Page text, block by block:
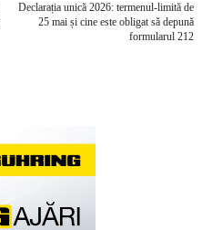
Declarația unică 2026: termenul-limită de
25 mai și cine este obligat să depună
formularul 212